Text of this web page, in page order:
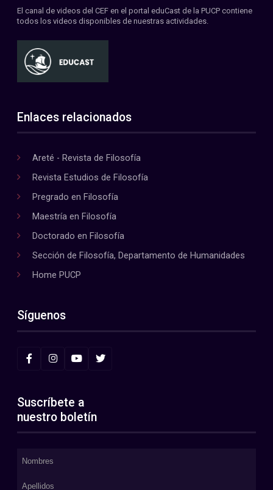
El canal de videos del CEF en el portal eduCast de la PUCP contiene
todos los videos disponibles de nuestras actividades.
Enlaces relacionados
Areté - Revista de Filosofía
Revista Estudios de Filosofía
Pregrado en Filosofía
Maestría en Filosofía
Doctorado en Filosofía
Sección de Filosofía, Departamento de Humanidades
Home PUCP
Síguenos
Suscríbete a
nuestro boletín